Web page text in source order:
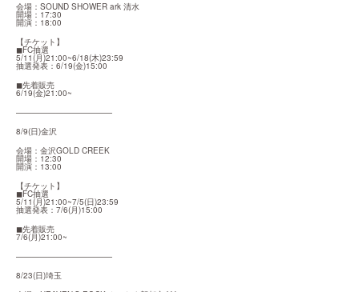
会場：SOUND SHOWER ark 清水
開場：17:30
開演：18:00
【チケット】
◼︎FC抽選
5/11(月)21:00~6/18(木)23:59
抽選発表：6/19(金)15:00
◼︎先着販売
6/19(金)21:00~
————————————
8/9(日)金沢
会場：金沢GOLD CREEK
開場：12:30
開演：13:00
【チケット】
◼︎FC抽選
5/11(月)21:00~7/5(日)23:59
抽選発表：7/6(月)15:00
◼︎先着販売
7/6(月)21:00~
————————————
8/23(日)埼玉